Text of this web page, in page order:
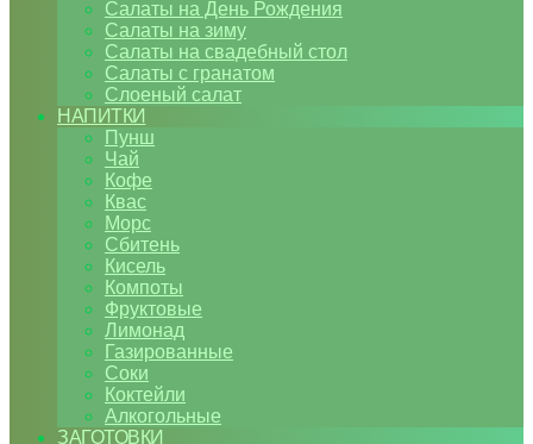
Салаты на День Рождения
Салаты на зиму
Салаты на свадебный стол
Салаты с гранатом
Слоеный салат
НАПИТКИ
Пунш
Чай
Кофе
Квас
Морс
Сбитень
Кисель
Компоты
Фруктовые
Лимонад
Газированные
Соки
Коктейли
Алкогольные
ЗАГОТОВКИ